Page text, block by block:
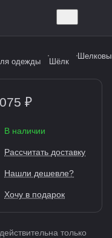
одежды Шёлк
₽
В наличии
Рассчитать доставку
Нашли дешевле?
Хочу в подарок
только